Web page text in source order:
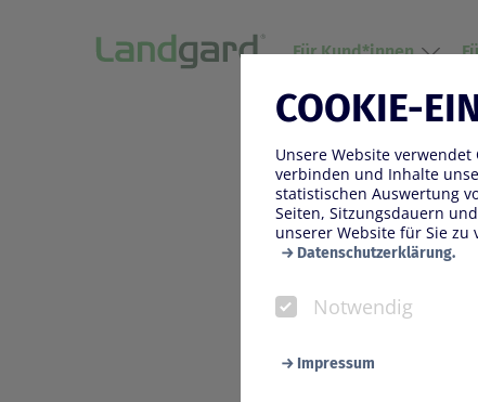
COOKIE-
Unsere Website
verbinden und Inhalte
statistischen Auswertung
Seiten, Sitzungsdauern
unserer Website für Sie
Datenschutzerklärung.
Notwendig
Impressum
Für Kund*innen
23.06.2023